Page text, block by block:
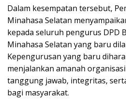
Dalam kesempatan tersebut,
Minahasa Selatan
kepada seluruh pengurus DPD
Minahasa Selatan yang baru
Kepengurusan yang baru
menjalankan amanah
tanggung jawab, integritas,
bagi masyarakat.